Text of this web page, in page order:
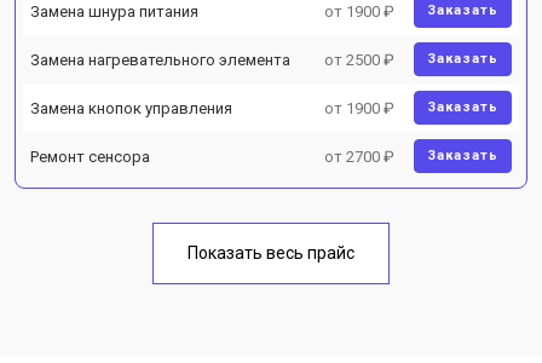
Замена шнура питания от 1900 ₽ Заказать
Замена нагревательного элемента от 2500 ₽ Заказать
Замена кнопок управления от 1900 ₽ Заказать
Ремонт сенсора от 2700 ₽ Заказать
Показать весь прайс